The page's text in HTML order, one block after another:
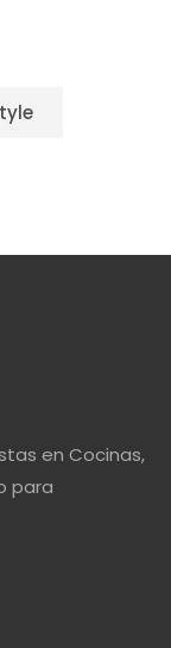
en Cocinas,
para